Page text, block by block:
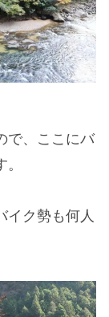
で、ここにバ
イク勢も何人